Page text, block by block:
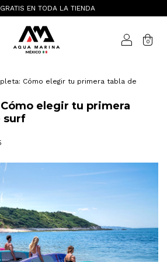
EN TODA LA TIENDA
0
Cómo elegir tu primera tabla de
elegir tu primera
surf